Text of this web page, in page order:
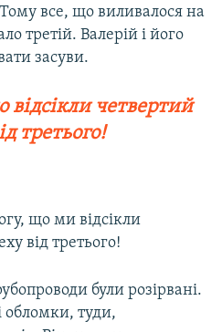
все, що виливалося на
третій. Валерій і його
засуви.
відсікли четвертий
третього!
що ми відсікли
від третього!
були розірвані.
обломки, туди,